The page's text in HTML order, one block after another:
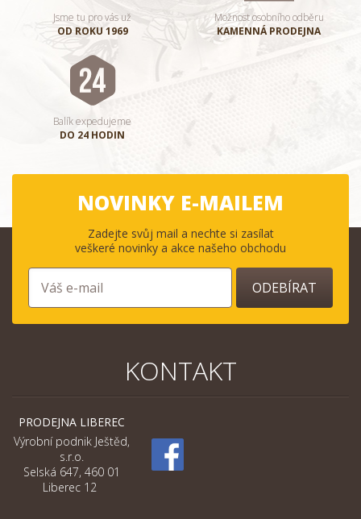
Jsme tu pro vás už
OD ROKU 1969
Možnost osobního odběru
KAMENNÁ PRODEJNA
Balík expedujeme
DO 24 HODIN
NOVINKY E-MAILEM
Zadejte svůj mail a nechte si zasílat
veškeré novinky a akce našeho obchodu
ODEBÍRAT
KONTAKT
PRODEJNA LIBEREC
Výrobní podnik Ještěd,
s.r.o.
Selská 647, 460 01
Liberec 12